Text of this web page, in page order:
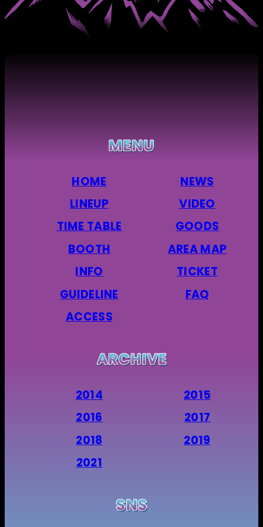
HOME
NEWS
LINEUP
VIDEO
TIME TABLE
GOODS
BOOTH
AREA MAP
INFO
TICKET
GUIDELINE
FAQ
ACCESS
2014
2015
2016
2017
2018
2019
2021